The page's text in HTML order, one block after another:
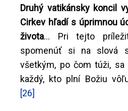
Druhý vatikánsky koncil
Cirkev hľadí s úprimnou
života... Pri tejto
spomenúť si na slová
všetkým, po čom túži,
každý, kto plní Božiu
[26]